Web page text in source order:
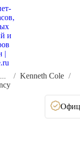
...
Kenneth Cole